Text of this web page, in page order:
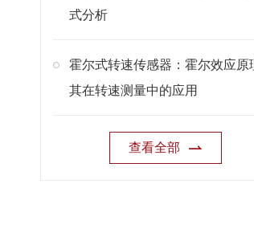
式分析
霍尔式转速传感器：霍尔效应原
其在转速测量中的应用
查看全部